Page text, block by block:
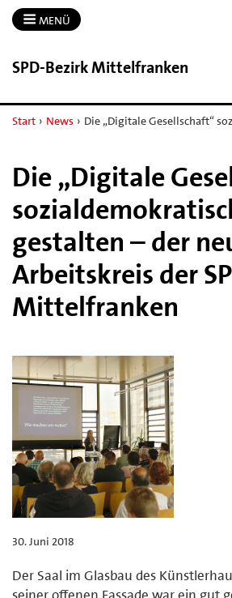
MENÜ
SPD-​Bezirk Mittelfranken
Start › News › Die „Digitale Gesellschaft“
Die „Digitale
gestalten – der
Arbeitskreis der
Mittelfranken
30. Juni 2018
Der Saal im Glasbau des
seiner offenen Fassade war ein gut